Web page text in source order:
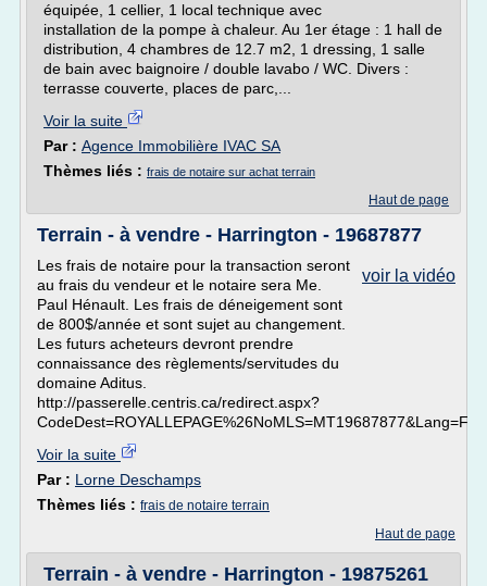
équipée, 1 cellier, 1 local technique avec
installation de la pompe à chaleur. Au 1er étage : 1 hall de
distribution, 4 chambres de 12.7 m2, 1 dressing, 1 salle
de bain avec baignoire / double lavabo / WC. Divers :
terrasse couverte, places de parc,...
Voir la suite
Par : Agence Immobilière IVAC SA
Thèmes liés : frais de notaire sur achat terrain
Haut de page
Terrain - à vendre - Harrington - 19687877
voir la vidéo
Les frais de notaire pour la transaction seront
au frais du vendeur et le notaire sera Me.
Paul Hénault. Les frais de déneigement sont
de 800$/année et sont sujet au changement.
Les futurs acheteurs devront prendre
connaissance des règlements/servitudes du
domaine Aditus.
http://passerelle.centris.ca/redirect.aspx?
CodeDest=ROYALLEPAGE%26NoMLS=MT19687877&Lang=F
Voir la suite
Par : Lorne Deschamps
Thèmes liés : frais de notaire terrain
Haut de page
Terrain - à vendre - Harrington - 19875261